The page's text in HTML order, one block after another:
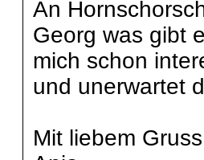
An
Georg was gibt
mich schon
und unerwartet
Mit liebem Gruss